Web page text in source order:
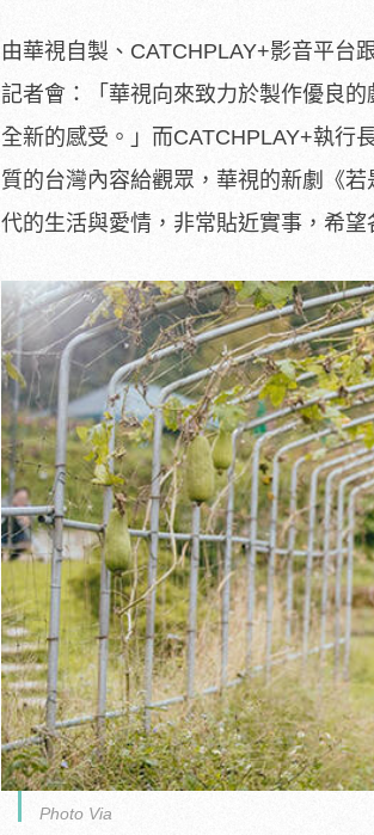
由華視自製、CATCHPLAY+影音平台
記者會：「華視向來致力於製作優良
全新的感受。」而CATCHPLAY+執行
質的台灣內容給觀眾，華視的新劇《
代的生活與愛情，非常貼近實事，希
Photo Via